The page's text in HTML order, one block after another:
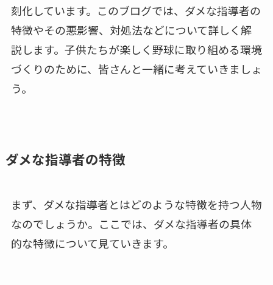
刻化しています。このブログでは、ダメな指導者の
特徴やその悪影響、対処法などについて詳しく解
説します。子供たちが楽しく野球に取り組める環境
づくりのために、皆さんと一緒に考えていきましょ
う。
ダメな指導者の特徴
まず、ダメな指導者とはどのような特徴を持つ人物
なのでしょうか。ここでは、ダメな指導者の具体
的な特徴について見ていきます。